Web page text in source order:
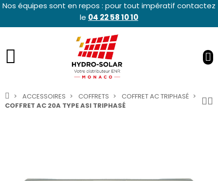
Nos équipes sont en repos : pour tout impératif contactez
le 04 22 58 10 10
ACCESSOIRES COFFRETS
COFFRET AC TRIPHASÉ
COFFRET AC 20A TYPE ASI TRIPHASÉ